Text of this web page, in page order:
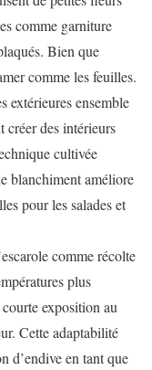
comme garniture
Bien que
comme les feuilles.
extérieures ensemble
créer des intérieurs
cultivée
blanchiment améliore
pour les salades et
comme récolte
plus
exposition au
Cette adaptabilité
d’endive en tant que